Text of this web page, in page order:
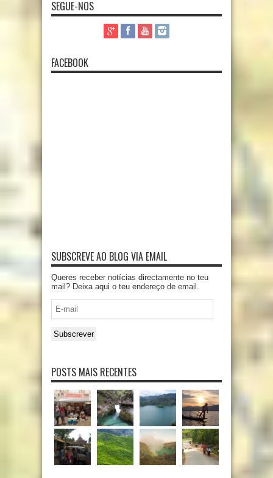
SEGUE-NOS
FACEBOOK
SUBSCREVE AO BLOG VIA EMAIL
Queres receber notícias directamente no teu
mail? Deixa aqui o teu endereço de email.
mail
Subscrever
POSTS MAIS RECENTES